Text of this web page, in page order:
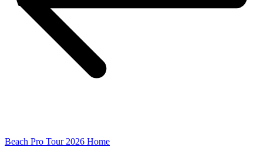
Beach Pro Tour 2026 Home